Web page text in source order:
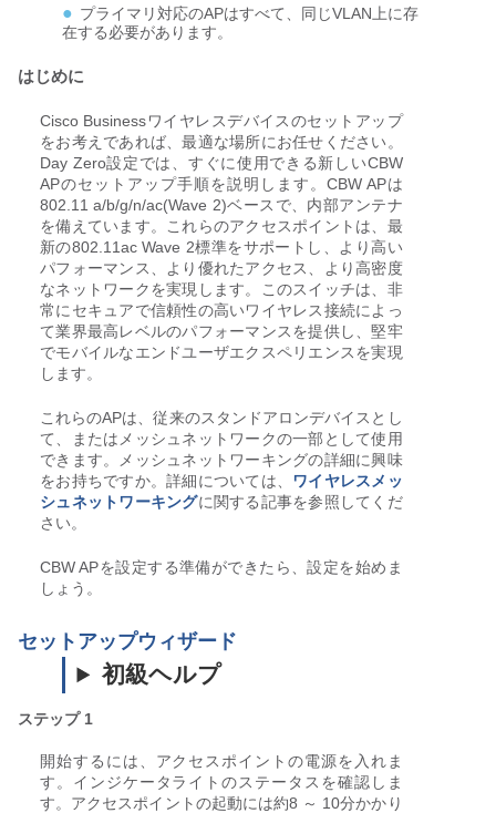
プライマリ対応のAPはすべて、同じVLAN上に存
在する必要があります。
はじめに
Cisco Businessワイヤレスデバイスのセットアップ
をお考えであれば、最適な場所にお任せください。
Day Zero設定では、すぐに使用できる新しいCBW
APのセットアップ手順を説明します。CBW APは
802.11 a/b/g/n/ac(Wave 2)ベースで、内部アンテナ
を備えています。これらのアクセスポイントは、最
新の802.11ac Wave 2標準をサポートし、より高い
パフォーマンス、より優れたアクセス、より高密度
なネットワークを実現します。このスイッチは、非
常にセキュアで信頼性の高いワイヤレス接続によっ
て業界最高レベルのパフォーマンスを提供し、堅牢
でモバイルなエンドユーザエクスペリエンスを実現
します。
これらのAPは、従来のスタンドアロンデバイスとし
て、またはメッシュネットワークの一部として使用
できます。メッシュネットワーキングの詳細に興味
をお持ちですか。詳細については、 ワイヤレスメッ
シュネットワーキングに関する記事を参照してくだ
さい。
CBW APを設定する準備ができたら、設定を始めま
しょう。
セットアップウィザード
初級ヘルプ
ステップ 1
開始するには、アクセスポイントの電源を入れま
す。インジケータライトのステータスを確認しま
す。アクセスポイントの起動には約8 ～ 10分かかり